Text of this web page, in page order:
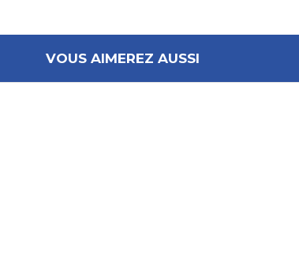
VOUS AIMEREZ AUSSI